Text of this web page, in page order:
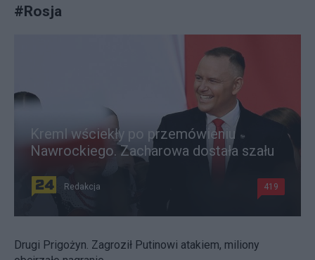
#Rosja
Kreml wściekły po przemówieniu
Nawrockiego. Zacharowa dostała szału
Redakcja 419
Drugi Prigożyn. Zagroził Putinowi atakiem, miliony